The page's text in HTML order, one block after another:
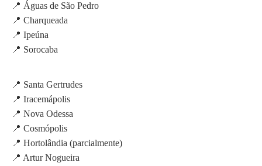
📍 Águas de São Pedro
📍 Charqueada
📍 Ipeúna
📍 Sorocaba
📍 Santa Gertrudes
📍 Iracemápolis
📍 Nova Odessa
📍 Cosmópolis
📍 Hortolândia (parcialmente)
📍 Artur Nogueira